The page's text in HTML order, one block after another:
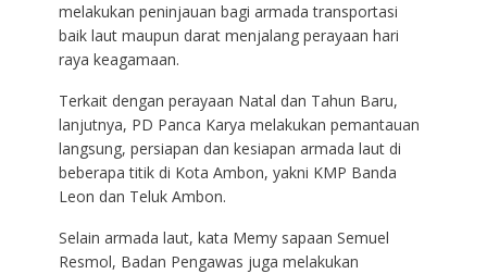
melakukan peninjauan bagi armada transportasi
baik laut maupun darat menjalang perayaan hari
raya keagamaan.
Terkait dengan perayaan Natal dan Tahun Baru,
lanjutnya, PD Panca Karya melakukan pemantauan
langsung, persiapan dan kesiapan armada laut di
beberapa titik di Kota Ambon, yakni KMP Banda
Leon dan Teluk Ambon.
Selain armada laut, kata Memy sapaan Semuel
Resmol, Badan Pengawas juga melakukan